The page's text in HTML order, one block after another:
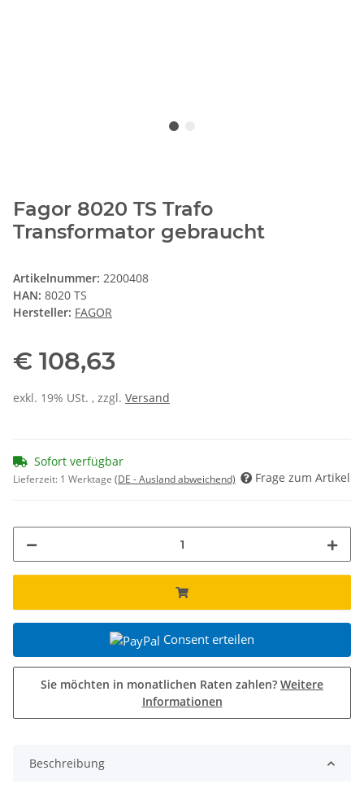
Fagor 8020 TS Trafo
Transformator gebraucht
Artikelnummer: 2200408
HAN: 8020 TS
Hersteller: FAGOR
€ 108,63
exkl. 19% USt. , zzgl. Versand
Sofort verfügbar
Lieferzeit: 1 Werktage (DE - Ausland abweichend) Frage zum Artikel
Consent erteilen
Sie möchten in monatlichen Raten zahlen? Weitere
Informationen
Beschreibung